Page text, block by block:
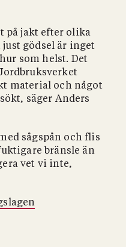
på jakt efter olika
just gödsel är inget
som helst. Det
material och något
säger Anders
sågspån och flis
bränsle än
vet vi inte,